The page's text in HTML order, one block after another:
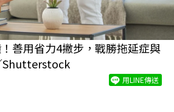
善用省力4撇步，戰勝拖延症與
Shutterstock
用LINE傳送